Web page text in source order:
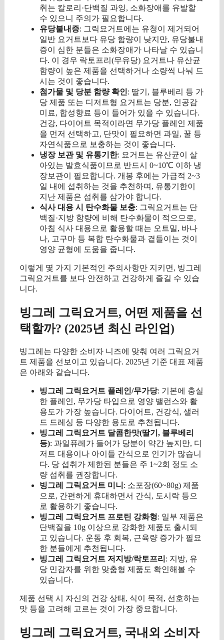
취는 칼로리·단백질 과잉, 소화장애를 유발할
수 있으니 주의가 필요합니다.
유당불내증: 그릭요거트에는 유청이 제거되어
일반 요거트보다 유당 함량이 낮지만, 유당불내
증이 심한 분들은 소화장애가 나타날 수 있습니
다. 이 경우 락토프리(무유당) 요거트나 유산균
함량이 높은 제품을 선택하거나 소량씩 나눠 드
시는 것이 좋습니다.
첨가물 및 당분 함량 확인: 딸기, 블루베리 등 가
당 제품 또는 디저트형 요거트는 당분, 인공감
미료, 합성향료 등이 들어가 있을 수 있습니다.
건강, 다이어트 목적이라면 무가당 플레인 제품
을 먼저 선택하고, 단맛이 필요하면 과일, 꿀 등
자연식품으로 보충하는 것이 좋습니다.
냉장 보관 및 유통기한: 요거트는 유산균이 살
아있는 발효식품이므로 반드시 0~10℃ 이하 냉
장보관이 필요합니다. 개봉 후에는 가급적 2~3
일 내에 섭취하는 것을 추천하며, 유통기한이
지난 제품은 섭취를 삼가야 합니다.
식사 대용 시 탄수화물 보충: 그릭요거트는 단
백질·지방 함량에 비해 탄수화물이 적으므로,
아침 식사 대용으로 활용할 때는 오트밀, 바나
나, 고구마 등 복합 탄수화물과 곁들이는 것이
영양 균형에 도움을 줍니다.
이렇게 몇 가지 기본적인 주의사항만 지키면, 빙그레
그릭요거트를 보다 안전하고 건강하게 즐길 수 있습
니다.
빙그레 그릭요거트, 어떤 제품을 선
택할까? (2025년 최신 라인업)
빙그레는 다양한 소비자 니즈에 맞춰 여러 그릭요거
트 제품을 선보이고 있습니다. 2025년 기준 대표 제품
은 아래와 같습니다.
빙그레 그릭요거트 플레인/무가당: 기본에 충실
한 플레인, 무가당 타입으로 영양 밸런스와 활
용도가 가장 높습니다. 다이어트, 건강식, 샐러
드 드레싱 등 다양한 용도로 추천됩니다.
빙그레 그릭요거트 달콤한맛(딸기, 블루베리
등): 과일퓨레가 들어가 당분이 약간 높지만, 디
저트 대용이나 아이들 간식으로 인기가 많습니
다. 당 섭취가 제한된 분들은 주 1~2회 정도 소
량 섭취를 권장합니다.
빙그레 그릭요거트 미니 : 소포장(60~80g) 제품
으로, 간편하게 휴대하면서 간식, 도시락 등으
로 활용하기 좋습니다.
빙그레 그릭요거트 프로틴 강화형: 일부 제품은
단백질을 10g 이상으로 강화한 제품도 출시되
고 있습니다. 운동 후 회복, 근육량 증가가 필요
한 분들에게 추천됩니다.
빙그레 그릭요거트 저지방/락토프리 : 지방, 유
당 민감자를 위한 맞춤형 제품도 확인해볼 수
있습니다.
제품 선택 시 자신의 건강 상태, 식이 목적, 선호하는
맛 등을 고려해 고르는 것이 가장 중요합니다.
빙그레 그릭요거트, 국내외 소비자